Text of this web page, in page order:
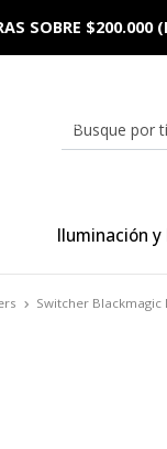
Iluminación
SOBRE
Switcher Blackmagic